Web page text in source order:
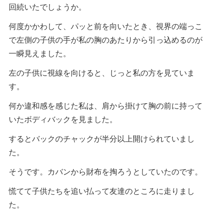
回続いたでしょうか。
何度かかわして、パッと前を向いたとき、視界の端っこ
で左側の子供の手が私の胸のあたりから引っ込めるのが
一瞬見えました。
左の子供に視線を向けると、じっと私の方を見ていま
す。
何か違和感を感じた私は、肩から掛けて胸の前に持って
いたボディバックを見ました。
するとバックのチャックが半分以上開けられていまし
た。
そうです。カバンから財布を掏ろうとしていたのです。
慌てて子供たちを追い払って友達のところに走りまし
た。